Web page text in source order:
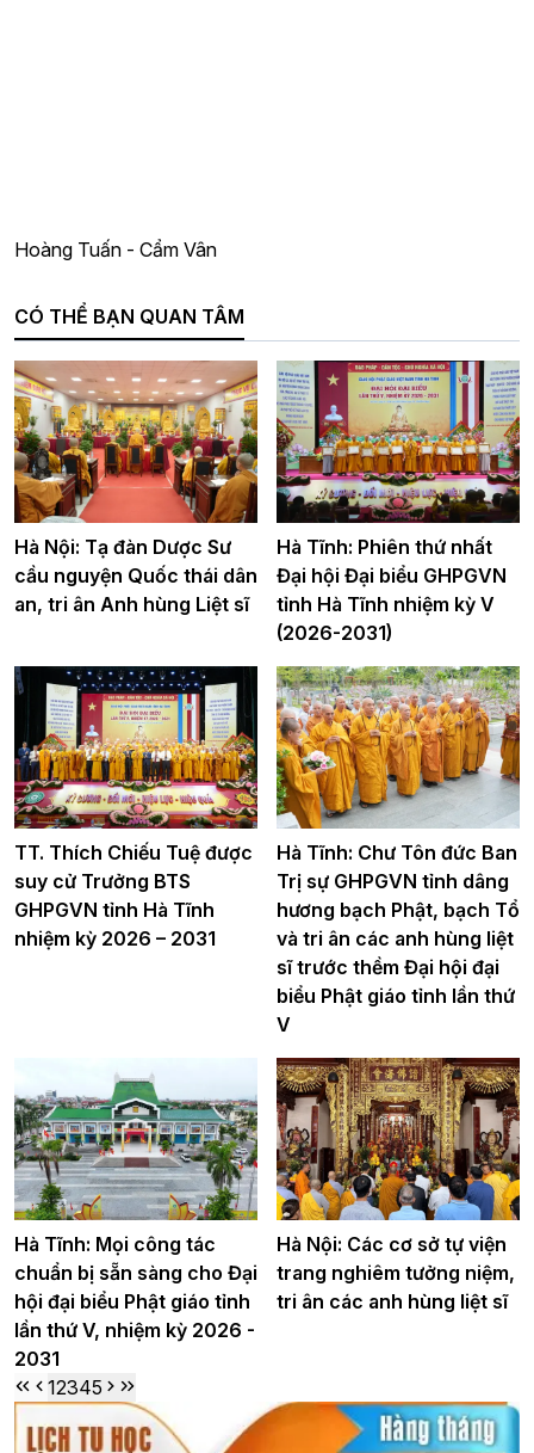
Hoàng Tuấn - Cẩm Vân
CÓ THỂ BẠN QUAN TÂM
Hà Nội: Tạ đàn Dược Sư
cầu nguyện Quốc thái dân
an, tri ân Anh hùng Liệt sĩ
Hà Tĩnh: Phiên thứ nhất
Đại hội Đại biểu GHPGVN
tỉnh Hà Tĩnh nhiệm kỳ V
(2026-2031)
TT. Thích Chiếu Tuệ được
suy cử Trưởng BTS
GHPGVN tỉnh Hà Tĩnh
nhiệm kỳ 2026 – 2031
Hà Tĩnh: Chư Tôn đức Ban
Trị sự GHPGVN tỉnh dâng
hương bạch Phật, bạch Tổ
và tri ân các anh hùng liệt
sĩ trước thềm Đại hội đại
biểu Phật giáo tỉnh lần thứ
V
Hà Tĩnh: Mọi công tác
chuẩn bị sẵn sàng cho Đại
hội đại biểu Phật giáo tỉnh
lần thứ V, nhiệm kỳ 2026 -
2031
Hà Nội: Các cơ sở tự viện
trang nghiêm tưởng niệm,
tri ân các anh hùng liệt sĩ
12345